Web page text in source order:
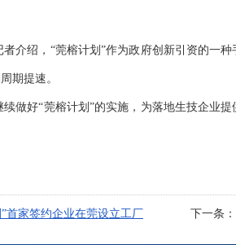
介绍，“莞榕计划”作为政府创新引资的一
期提速。
做好“莞榕计划”的实施，为落地生技企业
首家签约企业在莞设立工厂 下一条：